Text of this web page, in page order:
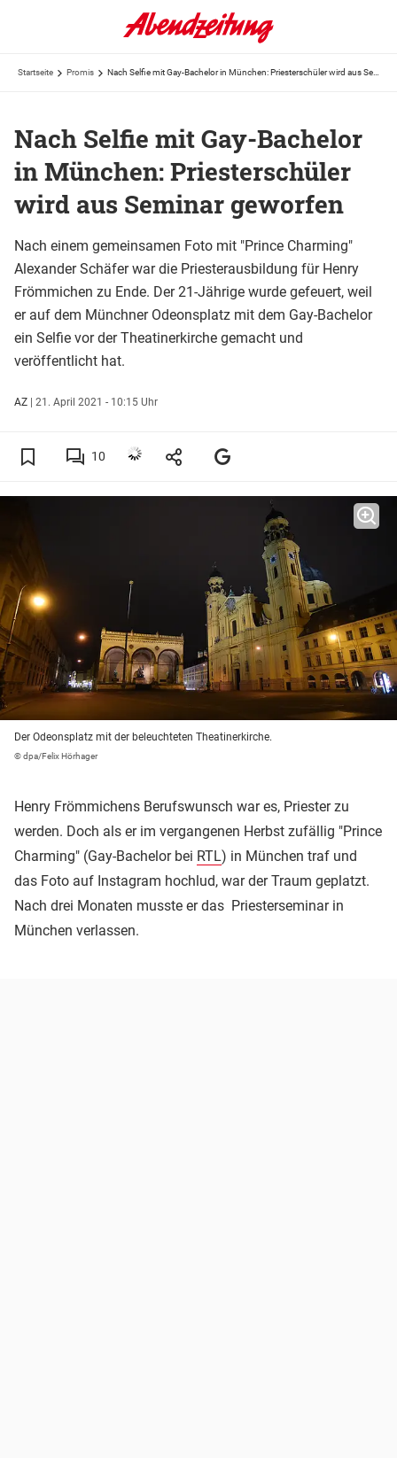
Startseite Promis
Nach Selfie mit Gay-Bachelor
in München: Priesterschüler
wird aus Seminar geworfen
Nach einem gemeinsamen Foto mit "Prince Charming"
Alexander Schäfer war die Priesterausbildung für Henry
Frömmichen zu Ende. Der 21-Jährige wurde gefeuert, weil
er auf dem Münchner Odeonsplatz mit dem Gay-Bachelor
ein Selfie vor der Theatinerkirche gemacht und
veröffentlicht hat.
AZ | 21. April 2021 - 10:15 Uhr
10
Der Odeonsplatz mit der beleuchteten Theatinerkirche.
© dpa/Felix Hörhager
Henry Frömmichens Berufswunsch war es, Priester zu
werden. Doch als er im vergangenen Herbst zufällig "Prince
Charming" (Gay-Bachelor bei RTL) in München traf und
das Foto auf Instagram hochlud, war der Traum geplatzt.
Nach drei Monaten musste er das Priesterseminar in
München verlassen.